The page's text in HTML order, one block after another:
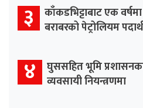
३
काँकडभिट्टाबाट एक
बराबरको पेट्रोलियम
४
घुससहित भूमि
व्यवसायी नियन्त्रणमा